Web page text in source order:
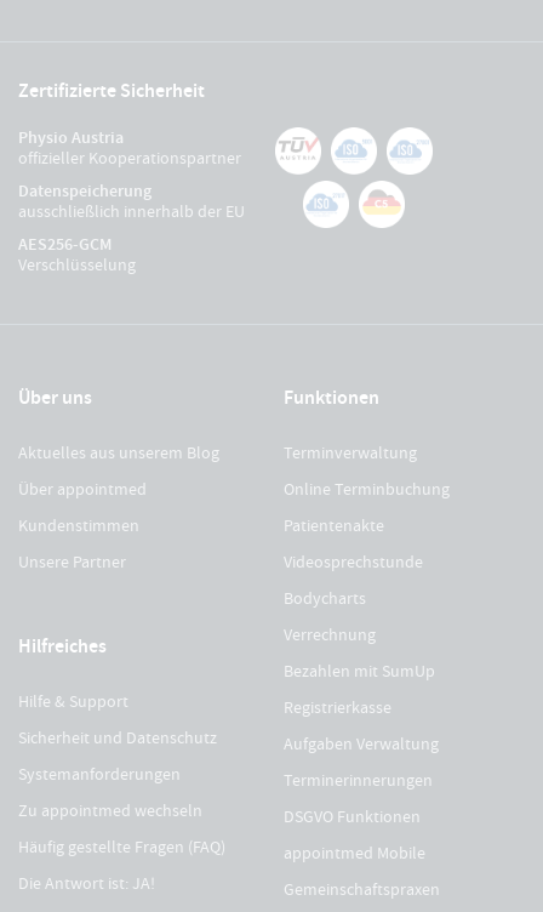
Zertifizierte Sicherheit
Physio Austria
offizieller Kooperationspartner
Datenspeicherung
ausschließlich innerhalb der EU
AES256-GCM
Verschlüsselung
Über uns
Aktuelles aus unserem Blog
Über appointmed
Kundenstimmen
Unsere Partner
Hilfreiches
Hilfe & Support
Sicherheit und Datenschutz
Systemanforderungen
Zu appointmed wechseln
Häufig gestellte Fragen (FAQ)
Die Antwort ist: JA!
Funktionen
Terminverwaltung
Online Terminbuchung
Patientenakte
Videosprechstunde
Bodycharts
Verrechnung
Bezahlen mit SumUp
Registrierkasse
Aufgaben Verwaltung
Terminerinnerungen
DSGVO Funktionen
appointmed Mobile
Gemeinschaftspraxen